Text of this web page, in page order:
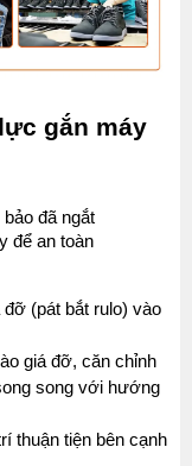
gắn máy
đã ngắt
để an toàn
(pát bắt rulo) vào
giá đỡ, căn chỉnh
song với hướng
thuận tiện bên cạnh